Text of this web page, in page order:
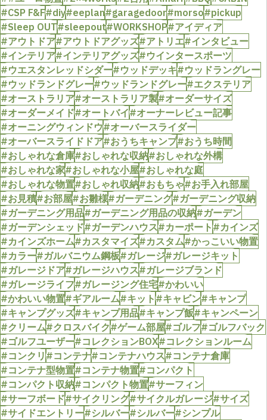
#CSP F&F#diy#eeplan#garagedoor#morso#pickup
#Sleep OUT#sleepout#WORKSHOP#アイディア
#アウトドア#アウトドアグッズ#アトリエ#インタビュー
#インテリア#インテリアグッズ#ウインタースポーツ
#ウエスタンレッドシダー#ウッドデッキ#ウッドラングレー
#ウッドランドグレー#ウッドランドグレー#エクステリア
#オーストラリア#オーストラリア製#オーダーサイズ
#オーダーメイド#オートバイ#オーナーレビュー記事
#オーニングウィンドウ#オーバースライダー
#オーバースライドドア#おうちキャンプ#おうち時間
#おしゃれな倉庫#おしゃれな収納#おしゃれな外構
#おしゃれな家#おしゃれな小屋#おしゃれな庭
#おしゃれな物置#おしゃれ収納#おもちゃ#お手入れ部屋
#お見積#お部屋#お雛様#ガーデニング#ガーデニング収納
#ガーデニング用品#ガーデニング用品の収納#ガーデン
#ガーデンシェッド#ガーデンハウス#カーポート#カインズ
#カインズホーム#カスタマイズ#カスタム#かっこいい物置
#カラー#ガルバニウム鋼板#ガレージ#ガレージキット
#ガレージドア#ガレージハウス#ガレージブランド
#ガレージライフ#ガレージング住宅#かわいい
#かわいい物置#ギアルーム#キット#キャビン#キャンプ
#キャンプグッズ#キャンプ用品#キャンプ飯#キャンペーン
#クリーム#クロスバイク#ゲーム部屋#ゴルフ#ゴルフバック
#ゴルフユーザー#コレクションBOX#コレクションルーム
#コンクリ#コンテナ#コンテナハウス#コンテナ倉庫
#コンテナ型物置#コンテナ物置#コンパクト
#コンパクト収納#コンパクト物置#サーフィン
#サーフボード#サイクリング#サイクルガレージ#サイズ
#サイドエントリー#シルバー#シルバー#シンプル